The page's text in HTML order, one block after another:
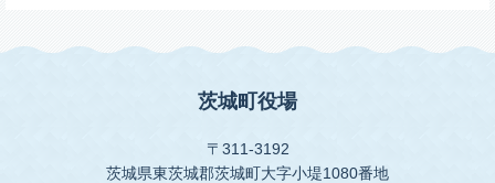
茨城町役場
〒311-3192
茨城県東茨城郡茨城町大字小堤1080番地